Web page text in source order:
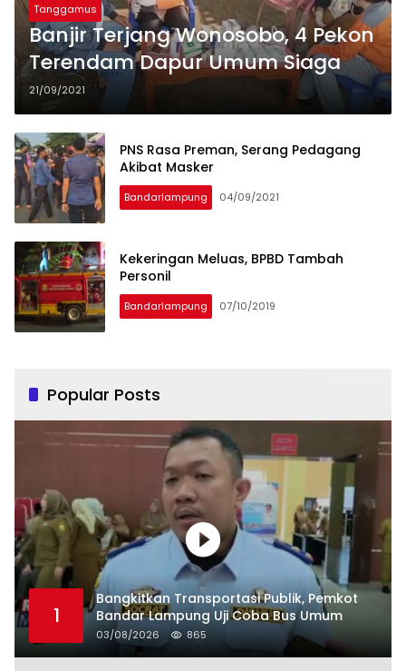
Tanggamus
Banjir Terjang Wonosobo, 4 Pekon
Terendam Dapur Umum Siaga
21/09/2021
PNS Rasa Preman, Serang Pedagang
Akibat Masker
Bandarlampung 04/09/2021
Kekeringan Meluas, BPBD Tambah
Personil
Bandarlampung 07/10/2019
Popular Posts
1
Bangkitkan Transportasi Publik, Pemkot
Bandar Lampung Uji Coba Bus Umum
03/08/2026 865